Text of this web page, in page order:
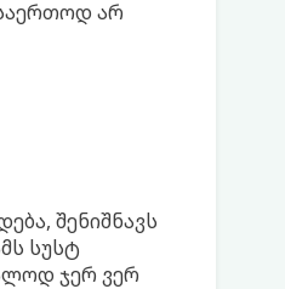
არ
შენიშნავს
სუსტ
ჯერ ვერ